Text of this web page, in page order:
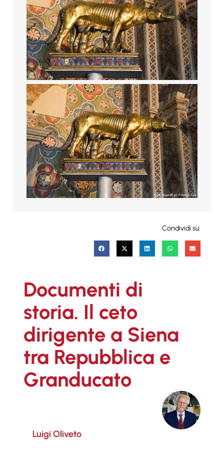
Condividi su:
Documenti di
storia. Il ceto
dirigente a Siena
tra Repubblica e
Granducato
Luigi Oliveto